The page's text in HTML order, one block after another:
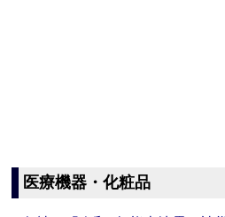
医療機器・化粧品